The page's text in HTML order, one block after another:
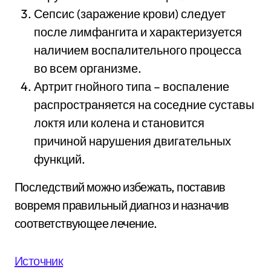
Сепсис (заражение крови) следует
после лимфангита и характеризуется
наличием воспалительного процесса
во всем организме.
Артрит гнойного типа – воспаление
распространяется на соседние суставы
локтя или колена и становится
причиной нарушения двигательных
функций.
Последствий можно избежать, поставив
вовремя правильный диагноз и назначив
соответствующее лечение.
Источник